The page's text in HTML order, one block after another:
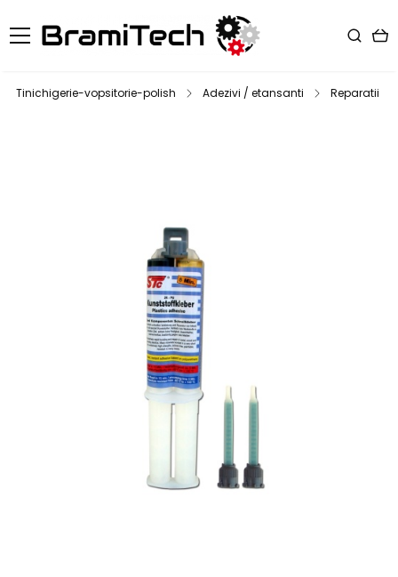
Tinichigerie-vopsitorie-polish Adezivi / etansanti Reparatii